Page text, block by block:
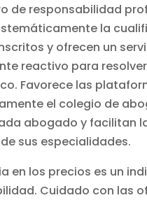
de responsabilidad
la
y ofrecen un
reactivo para
Favorece las
el colegio de
abogado y facilitan
sus especialidades.
en los precios es un
Cuidado con las